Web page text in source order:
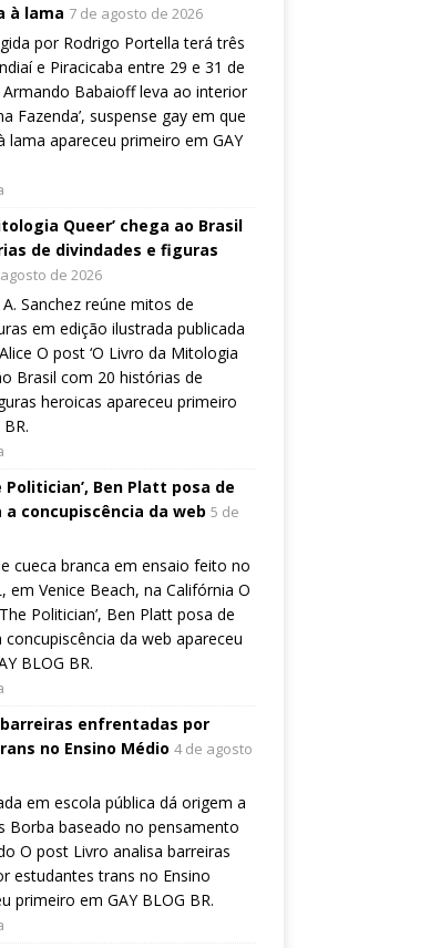
à lama 7 de agosto de 2026
por Rodrigo Portella terá três
e Piracicaba entre 29 e 31 de
Babaioff leva ao interior
Fazenda’, suspense gay em que
lama apareceu primeiro em GAY
Queer’ chega ao Brasil
de divindades e figuras
de 2026
Sanchez reúne mitos de
em edição ilustrada publicada
O post ‘O Livro da Mitologia
Brasil com 20 histórias de
heroicas apareceu primeiro
Politician’, Ben Platt posa de
concupiscência da web 5 de
cueca branca em ensaio feito no
em Venice Beach, na Califórnia O
Politician’, Ben Platt posa de
concupiscência da web apareceu
BLOG BR.
enfrentadas por
no Ensino Médio 4 de agosto
em escola pública dá origem a
Borba baseado no pensamento
O post Livro analisa barreiras
estudantes trans no Ensino
primeiro em GAY BLOG BR.